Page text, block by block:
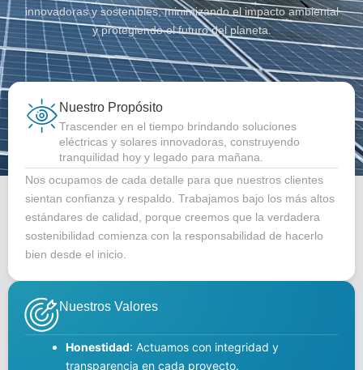
innovadoras y sostenibles, minimizando el impacto ambiental
y protegiendo el futuro del planeta.
Nuestro Propósito
Trascender en el tiempo brindando soluciones
eléctricas y solares innovadoras, construyendo
tranquilidad hoy y legado para mañana.
Nos ocupamos de cada detalle para que nuestros clientes
sientan confianza y respaldo. Trabajamos bajo los más altos
estándares de calidad, porque creemos que la verdadera
sostenibilidad comienza con la responsabilidad de hacerlo
bien desde el inicio.
Nuestros Valores
Honestidad: Actuamos con integridad y
transparencia en cada proyecto.